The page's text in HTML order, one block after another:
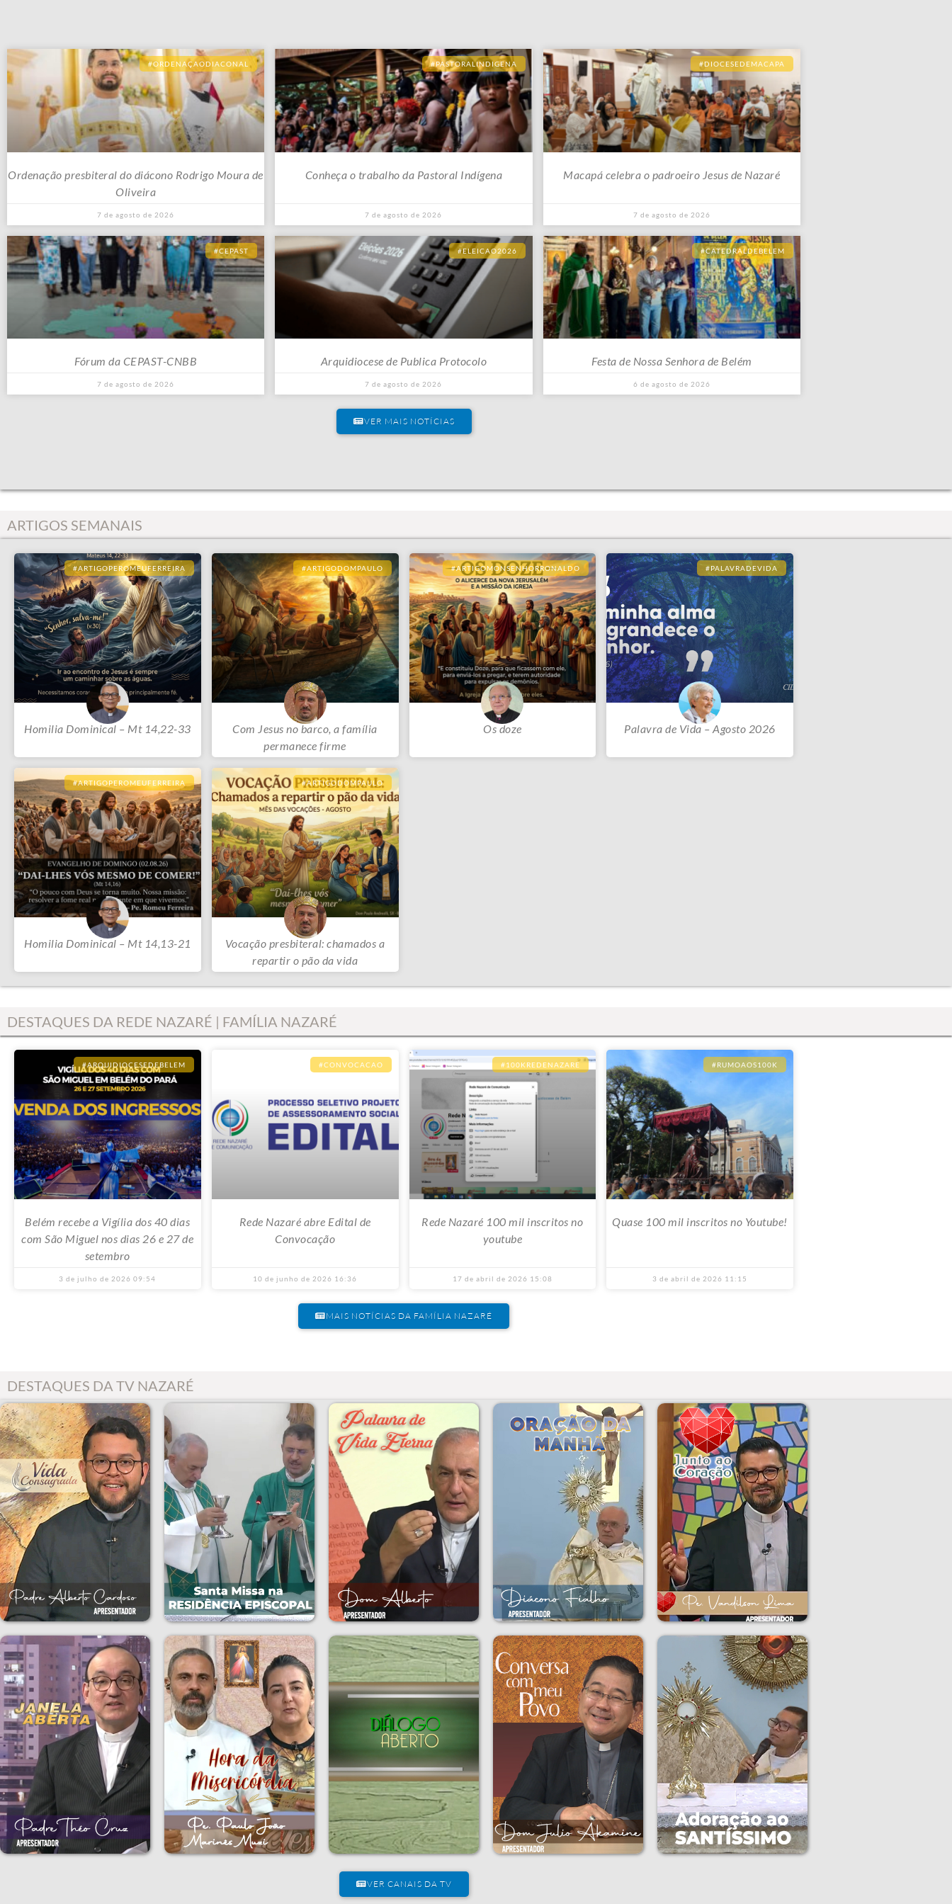
#ORDENAÇAODIACONAL
Ordenação presbiteral do diácono Rodrigo Moura de
Oliveira
7 de agosto de 2026
#PASTORALINDIGENA
Conheça o trabalho da Pastoral Indígena
7 de agosto de 2026
#DIOCESEDEMACAPA
Macapá celebra o padroeiro Jesus de Nazaré
7 de agosto de 2026
#CEPAST
Fórum da CEPAST-CNBB
7 de agosto de 2026
#ELEICAO2026
Arquidiocese de Publica Protocolo
7 de agosto de 2026
#CATEDRALDEBELEM
Festa de Nossa Senhora de Belém
6 de agosto de 2026
VER MAIS NOTÍCIAS
ARTIGOS SEMANAIS
#ARTIGOPEROMEUFERREIRA
Homilia Dominical – Mt 14,22-33
#ARTIGODOMPAULO
Com Jesus no barco, a família
permanece firme
#ARTIGOMONSENHORRONALDO
Os doze
#PALAVRADEVIDA
Palavra de Vida – Agosto 2026
#ARTIGOPEROMEUFERREIRA
Homilia Dominical – Mt 14,13-21
#ARTIGODOMPAULO
Vocação presbiteral: chamados a
repartir o pão da vida
DESTAQUES DA REDE NAZARÉ | FAMÍLIA NAZARÉ
#ARQUIDIOCESEDEBELEM
Belém recebe a Vigília dos 40 dias
com São Miguel nos dias 26 e 27 de
setembro
3 de julho de 202609:54
#CONVOCACAO
Rede Nazaré abre Edital de
Convocação
10 de junho de 2026 16:36
#100KREDENAZARE
Rede Nazaré 100 mil inscritos no
youtube
17 de abril de 2026 15:08
#RUMOAOS100K
Quase 100 mil inscritos no Youtube!
3 de abril de 2026 11:15
MAIS NOTÍCIAS DA FAMÍLIA NAZARÉ
DESTAQUES DA TV NAZARÉ
VER CANAIS DA TV